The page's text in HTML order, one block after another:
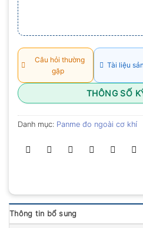
Câu hỏi thường
gặp
Tài liệu
THÔNG SỐ
Danh mục: Panme đo ngoài cơ khí
Thông tin bổ sung